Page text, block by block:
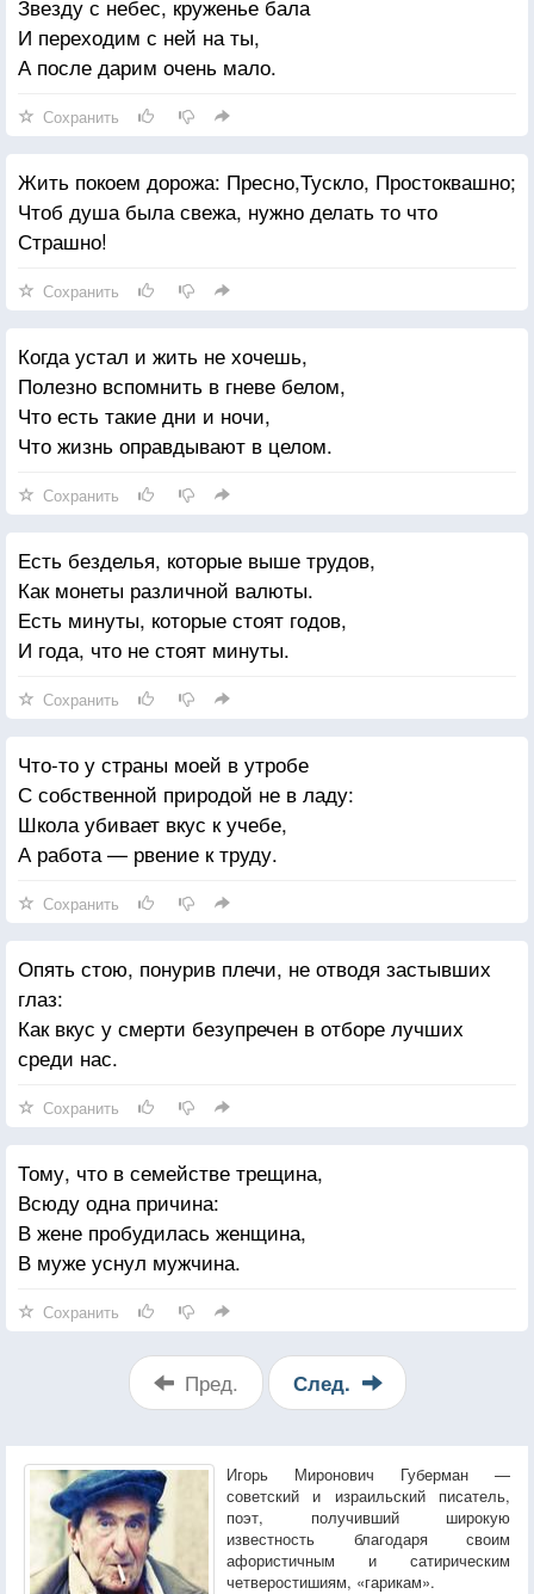
Звезду с небес, круженье бала
И переходим с ней на ты,
А после дарим очень мало.
Сохранить
Жить покоем дорожа: Пресно,Тускло, Простоквашно;
Чтоб душа была свежа, нужно делать то что
Страшно!
Сохранить
Когда устал и жить не хочешь,
Полезно вспомнить в гневе белом,
Что есть такие дни и ночи,
Что жизнь оправдывают в целом.
Сохранить
Есть безделья, которые выше трудов,
Как монеты различной валюты.
Есть минуты, которые стоят годов,
И года, что не стоят минуты.
Сохранить
Что-то у страны моей в утробе
С собственной природой не в ладу:
Школа убивает вкус к учебе,
А работа — рвение к труду.
Сохранить
Опять стою, понурив плечи, не отводя застывших
глаз:
Как вкус у смерти безупречен в отборе лучших
среди нас.
Сохранить
Тому, что в семействе трещина,
Всюду одна причина:
В жене пробудилась женщина,
В муже уснул мужчина.
Сохранить
Пред. След.
Игорь Миронович Губерман —
советский и израильский писатель,
поэт, получивший широкую
известность благодаря своим
афористичным и сатирическим
четверостишиям, «гарикам».